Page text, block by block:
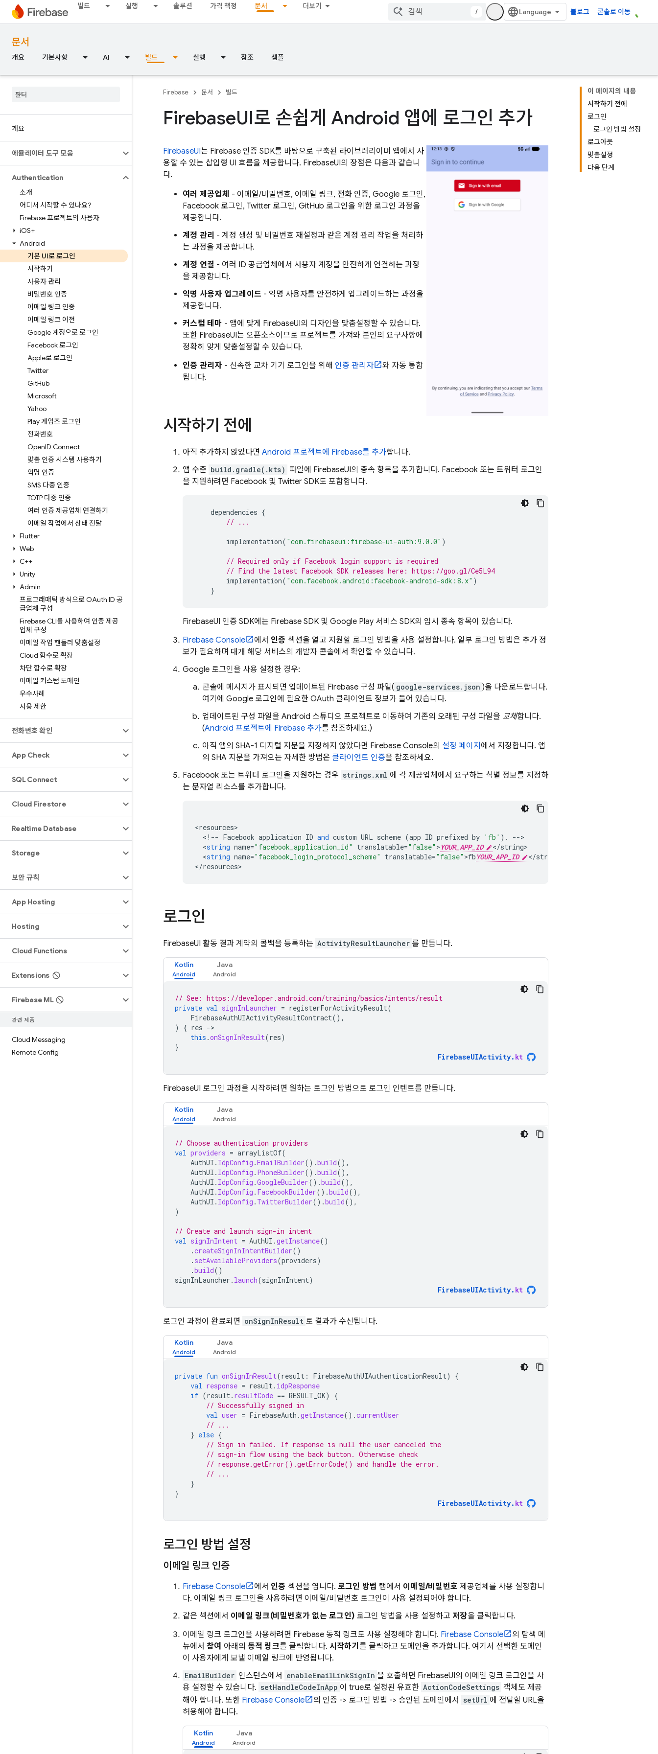
빌드 실행 솔루션 가격 책정 문서 더보기
/ 블로그 콘솔로 이동
문서
개요 기본사항 AI 빌드 실행 참조 샘플
개요
에뮬레이터 도구 모음
Authentication
소개
어디서 시작할 수 있나요?
Firebase 프로젝트의 사용자
iOS+
Android
기본 UI로 로그인
시작하기
사용자 관리
비밀번호 인증
이메일 링크 인증
이메일 링크 이전
Google 계정으로 로그인
Facebook 로그인
Apple로 로그인
Twitter
GitHub
Microsoft
Yahoo
Play 게임즈 로그인
전화번호
OpenID Connect
맞춤 인증 시스템 사용하기
익명 인증
SMS 다중 인증
TOTP 다중 인증
여러 인증 제공업체 연결하기
이메일 작업에서 상태 전달
Flutter
Web
C++
Unity
Admin
프로그래매틱 방식으로 OAuth ID 공
급업체 구성
Firebase CLI를 사용하여 인증 제공
업체 구성
이메일 작업 핸들러 맞춤설정
Cloud 함수로 확장
차단 함수로 확장
이메일 커스텀 도메인
우수사례
사용 제한
전화번호 확인
App Check
SQL Connect
Cloud Firestore
Realtime Database
Storage
보안 규칙
App Hosting
Hosting
Cloud Functions
Extensions
Firebase ML
관련 제품
Cloud Messaging
Remote Config
이 페이지의 내용
시작하기 전에
로그인
로그인 방법 설정
로그아웃
맞춤설정
다음 단계
Firebase 문서 빌드
FirebaseUI로 손쉽게 Android 앱에 로그인 추가
FirebaseUI는 Firebase 인증 SDK를 바탕으로 구축된 라이브러리이며 앱에서 사
용할 수 있는 삽입형 UI 흐름을 제공합니다. FirebaseUI의 장점은 다음과 같습니
다.
여러 제공업체 - 이메일/비밀번호, 이메일 링크, 전화 인증, Google 로그인,
Facebook 로그인, Twitter 로그인, GitHub 로그인을 위한 로그인 과정을
제공합니다.
계정 관리 - 계정 생성 및 비밀번호 재설정과 같은 계정 관리 작업을 처리하
는 과정을 제공합니다.
계정 연결 - 여러 ID 공급업체에서 사용자 계정을 안전하게 연결하는 과정
을 제공합니다.
익명 사용자 업그레이드 - 익명 사용자를 안전하게 업그레이드하는 과정을
제공합니다.
커스텀 테마 - 앱에 맞게 FirebaseUI의 디자인을 맞춤설정할 수 있습니다.
또한 FirebaseUI는 오픈소스이므로 프로젝트를 가져와 본인의 요구사항에
정확히 맞게 맞춤설정할 수 있습니다.
인증 관리자 - 신속한 교차 기기 로그인을 위해 인증 관리자
와 자동 통합
됩니다.
시작하기 전에
아직 추가하지 않았다면 Android 프로젝트에 Firebase를 추가합니다.
앱 수준 build.gradle(.kts) 파일에 FirebaseUI의 종속 항목을 추가합니다. Facebook 또는 트위터 로그인
을 지원하려면 Facebook 및 Twitter SDK도 포함합니다.
dependencies {
// ...
implementation( "com.firebaseui:firebase-ui-auth:9.0.0" )
// Required only if Facebook login support is required
// Find the latest Facebook SDK releases here: https://goo.gl/Ce5L94
implementation( "com.facebook.android:facebook-android-sdk:8.x" )
}
FirebaseUI 인증 SDK에는 Firebase SDK 및 Google Play 서비스 SDK의 임시 종속 항목이 있습니다.
Firebase Console 에서 인증 섹션을 열고 지원할 로그인 방법을 사용 설정합니다. 일부 로그인 방법은 추가 정
보가 필요하며 대개 해당 서비스의 개발자 콘솔에서 확인할 수 있습니다.
Google 로그인을 사용 설정한 경우:
콘솔에 메시지가 표시되면 업데이트된 Firebase 구성 파일( google-services.json )을 다운로드합니다.
여기에 Google 로그인에 필요한 OAuth 클라이언트 정보가 들어 있습니다.
업데이트된 구성 파일을 Android 스튜디오 프로젝트로 이동하여 기존의 오래된 구성 파일을 교체합니다.
(Android 프로젝트에 Firebase 추가를 참조하세요.)
아직 앱의 SHA-1 디지털 지문을 지정하지 않았다면 Firebase Console의 설정 페이지 에서 지정합니다. 앱
의 SHA 지문을 가져오는 자세한 방법은 클라이언트 인증을 참조하세요.
Facebook 또는 트위터 로그인을 지원하는 경우 strings.xml 에 각 제공업체에서 요구하는 식별 정보를 지정하
는 문자열 리소스를 추가합니다.
<resources>
< !-- Facebook application ID and custom URL scheme (app ID prefixed by 'fb' ).
-->
<string name="facebook_application_id" translatable="false" > YOUR_APP_ID </string>
<string name="facebook_login_protocol_scheme" translatable="false" >fb YOUR_APP_ID </string
</resources>
로그인
FirebaseUI 활동 결과 계약의 콜백을 등록하는 ActivityResultLauncher 를 만듭니다.
Kotlin Java
// See: https://developer.android.com/training/basics/intents/result
private val signInLauncher = registerForActivityResult(
FirebaseAuthUIActivityResultContract(),
)
{ res -
this .onSignInResult(res)
}
FirebaseUIActivity. kt
FirebaseUI 로그인 과정을 시작하려면 원하는 로그인 방법으로 로그인 인텐트를 만듭니다.
Kotlin Java
// Choose authentication providers
val providers = arrayListOf(
AuthUI . IdpConfig .EmailBuilder().build(),
AuthUI . IdpConfig . PhoneBuilder().build(),
AuthUI . IdpConfig .GoogleBuilder().build(),
AuthUI . IdpConfig . FacebookBuilder().build(),
AuthUI . IdpConfig . TwitterBuilder().build(),
)
// Create and launch sign-in intent
val signInIntent = AuthUI .getInstance()
.createSignInIntentBuilder()
. setAvailableProviders(providers)
.build()
signInLauncher . launch(signInIntent)
FirebaseUIActivity. kt
로그인 과정이 완료되면 onSignInResult 로 결과가 수신됩니다.
Kotlin Java
private fun onSignInResult(result : FirebaseAuthUIAuthenticationResult)
{
val response = result. idpResponse
if (result. resultCode == RESULT_OK)
{
// Successfully signed in
val user = FirebaseAuth .getInstance().currentUser
// ...
} else {
// Sign in failed. If response is null the user canceled the
// sign-in flow using the back button. Otherwise check
// response.getError().getErrorCode() and handle the error.
// ...
}
}
FirebaseUIActivity. kt
로그인 방법 설정
이메일 링크 인증
Firebase Console 에서 인증 섹션을 엽니다. 로그인 방법 탭에서 이메일/비밀번호 제공업체를 사용 설정합니
다. 이메일 링크 로그인을 사용하려면 이메일/비밀번호 로그인이 사용 설정되어야 합니다.
같은 섹션에서 이메일 링크(비밀번호가 없는 로그인) 로그인 방법을 사용 설정하고 저장을 클릭합니다.
이메일 링크 로그인을 사용하려면 Firebase 동적 링크도 사용 설정해야 합니다. Firebase Console
의 탐색 메
뉴에서 참여 아래의 동적 링크를 클릭합니다. 시작하기 를 클릭하고 도메인을 추가합니다. 여기서 선택한 도메인
이 사용자에게 보낼 이메일 링크에 반영됩니다.
EmailBuilder 인스턴스에서 enableEmailLinkSignIn 을 호출하면 FirebaseUI의 이메일 링크 로그인을 사
용 설정할 수 있습니다. setHandleCodeInApp 이 true로 설정된 유효한 ActionCodeSettings 객체도 제공
해야 합니다. 또한 Firebase Console 의 인증 -> 로그인 방법 -> 승인된 도메인에서 setUrl 에 전달할 URL을
허용해야 합니다.
Kotlin Java